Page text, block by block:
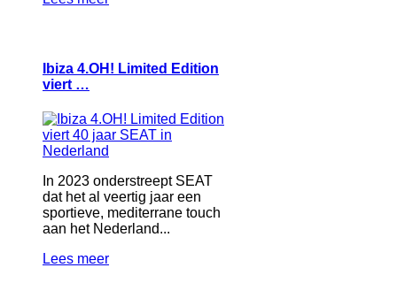
Ibiza 4.OH! Limited Edition
viert …
In 2023 onderstreept SEAT
dat het al veertig jaar een
sportieve, mediterrane touch
aan het Nederland...
Lees meer